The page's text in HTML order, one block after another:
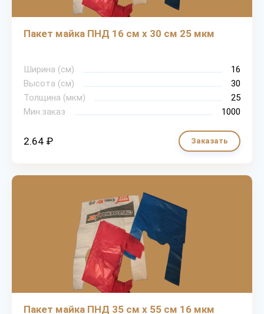
Пакет майка ПНД 16 см х 30 см 25 мкм
Ширина (см)
16
Высота (см)
30
Толщина (мкм)
25
Мин.заказ
1000
2.64 ₽ Заказать
Пакет майка ПНД 35 см х 55 см 16 мкм